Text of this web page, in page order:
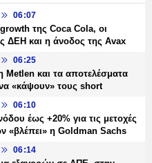
06:07
της Coca Cola, οι
ΔΕΗ και η άνοδος της Avax
06:25
Metlen και τα αποτελέσματα
«κάψουν» τους short
06:10
έως +20% για τις μετοχές
«βλέπει» η Goldman Sachs
06:14